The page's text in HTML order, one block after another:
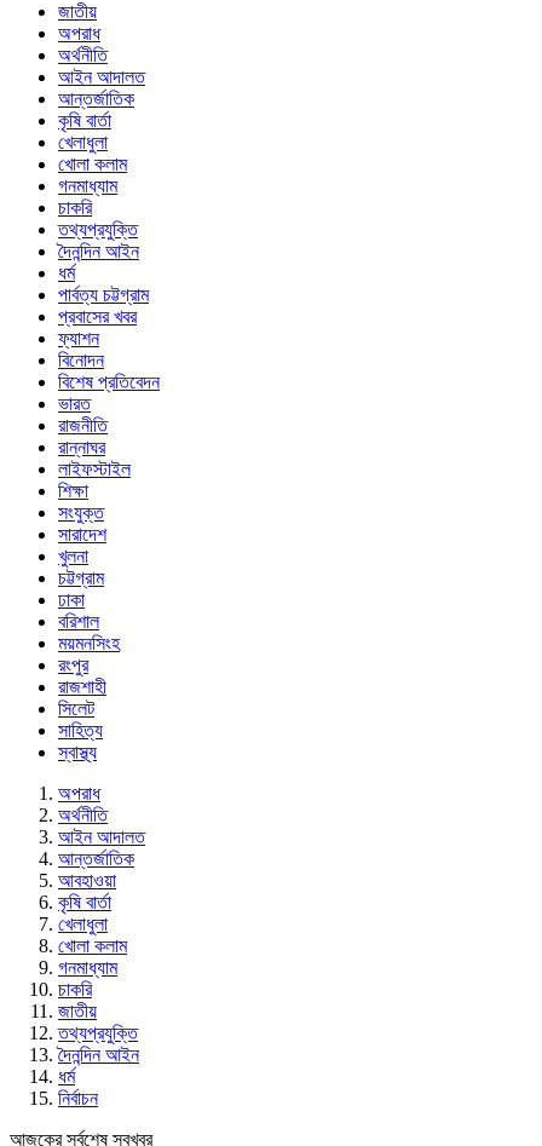
জাতীয়
অপরাধ
অর্থনীতি
আইন আদালত
আন্তর্জাতিক
কৃষি বার্তা
খেলাধুলা
খোলা কলাম
গনমাধ্যাম
চাকরি
তথ্যপ্রযুক্তি
দৈনন্দিন আইন
ধর্ম
পার্বত্য চট্টগ্রাম
প্রবাসের খবর
ফ্যাশন
বিনোদন
বিশেষ প্রতিবেদন
ভারত
রাজনীতি
রান্নাঘর
লাইফস্টাইল
শিক্ষা
সংযুক্ত
সারাদেশ
খুলনা
চট্টগ্রাম
ঢাকা
বরিশাল
ময়মনসিংহ
রংপুর
রাজশাহী
সিলেট
সাহিত্য
স্বাস্থ্য
অপরাধ
অর্থনীতি
আইন আদালত
আন্তর্জাতিক
আবহাওয়া
কৃষি বার্তা
খেলাধুলা
খোলা কলাম
গনমাধ্যাম
চাকরি
জাতীয়
তথ্যপ্রযুক্তি
দৈনন্দিন আইন
ধর্ম
নির্বাচন
আজকের সর্বশেষ সবখবর